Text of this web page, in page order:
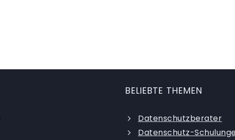
BELIEBTE THEMEN
Datenschutzberater
Datenschutz-